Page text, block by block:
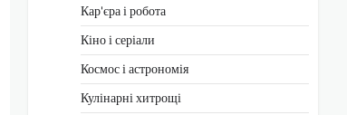
Кар'єра і робота
Кіно і серіали
Космос і астрономія
Кулінарні хитрощі